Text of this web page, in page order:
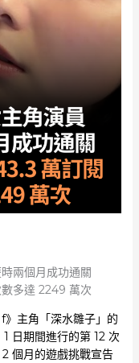
兩個月成功通關
多達 2249 萬次
主角「深水雛子」的
日期間進行的第 12 次
個月的遊戲挑戰宣告